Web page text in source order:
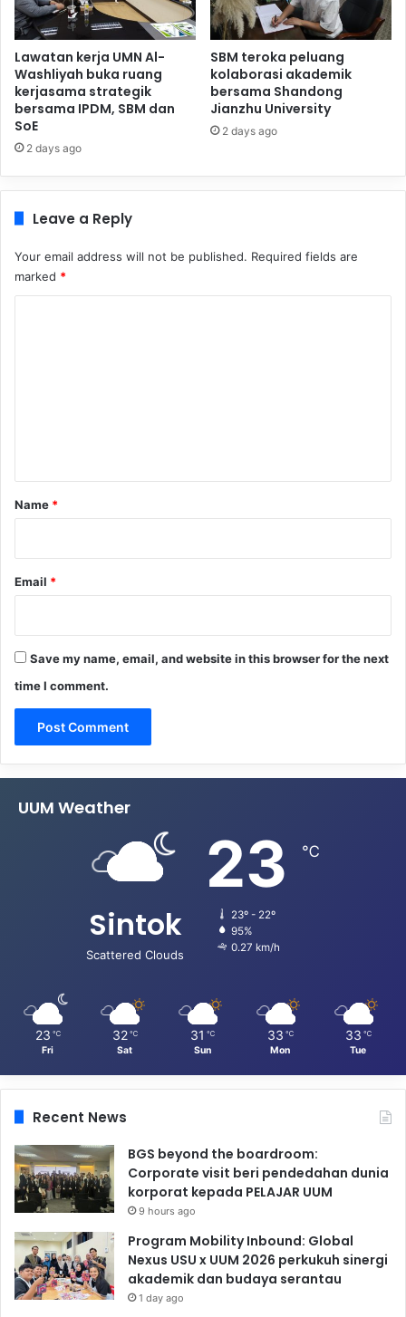
Lawatan kerja UMN Al-
Washliyah buka ruang
kerjasama strategik
bersama IPDM, SBM dan
SoE
2 days ago
SBM teroka peluang
kolaborasi akademik
bersama Shandong
Jianzhu University
2 days ago
Leave a Reply
Your email address will not be published. Required fields are
marked *
*
Name *
Email *
Save my name, email, and website in this browser for the next
time I comment.
UUM Weather
Sintok
Scattered Clouds
23 ℃
23º - 22º
95%
0.27 km/h
23 ℃
Fri
32 ℃
Sat
31 ℃
Sun
33 ℃
Mon
33 ℃
Tue
Recent News
BGS beyond the boardroom:
Corporate visit beri pendedahan dunia
korporat kepada PELAJAR UUM
9 hours ago
Program Mobility Inbound: Global
Nexus USU x UUM 2026 perkukuh sinergi
akademik dan budaya serantau
1 day ago